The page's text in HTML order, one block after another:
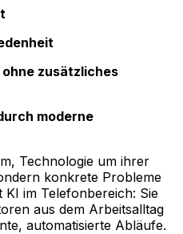
zusätzliches
moderne
Technologie um ihrer
konkrete Probleme
im Telefonbereich: Sie
aus dem Arbeitsalltag
automatisierte Abläufe.